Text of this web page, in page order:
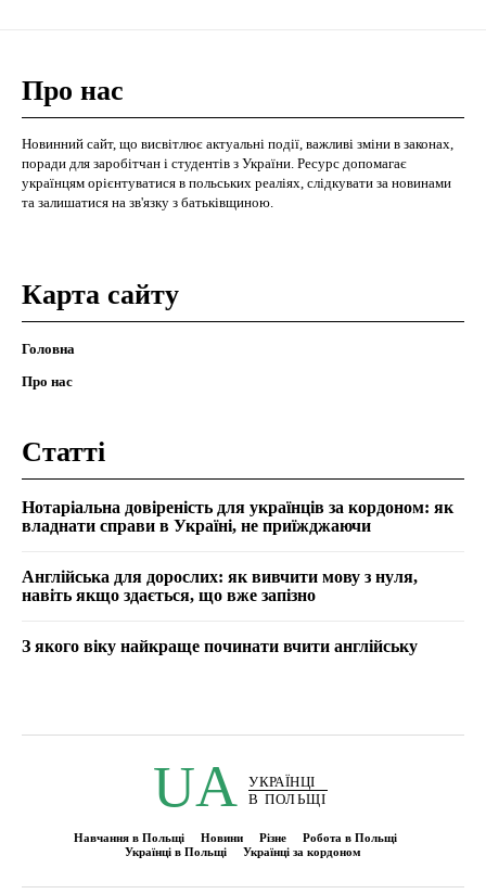
Про нас
Новинний сайт, що висвітлює актуальні події, важливі зміни в законах,
поради для заробітчан і студентів з України. Ресурс допомагає
українцям орієнтуватися в польських реаліях, слідкувати за новинами
та залишатися на зв'язку з батьківщиною.
Карта сайту
Головна
Про нас
Статті
Нотаріальна довіреність для українців за кордоном: як
владнати справи в Україні, не приїжджаючи
Англійська для дорослих: як вивчити мову з нуля,
навіть якщо здається, що вже запізно
З якого віку найкраще починати вчити англійську
UA
УКРАЇНЦІ
В ПОЛЬЩІ
Навчання в Польщі Новини Різне
Робота в Польщі
Українці в Польщі
Українці за кордоном